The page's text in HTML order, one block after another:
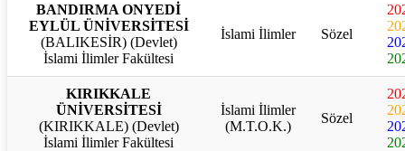
BANDIRMA ONYEDİ
EYLÜL ÜNİVERSİTESİ
(BALIKESİR) (Devlet)
İslami İlimler Fakültesi
İslami İlimler Sözel
KIRIKKALE
ÜNİVERSİTESİ
(KIRIKKALE) (Devlet)
İslami İlimler Fakültesi
İslami İlimler
(M.T.O.K.)
Sözel